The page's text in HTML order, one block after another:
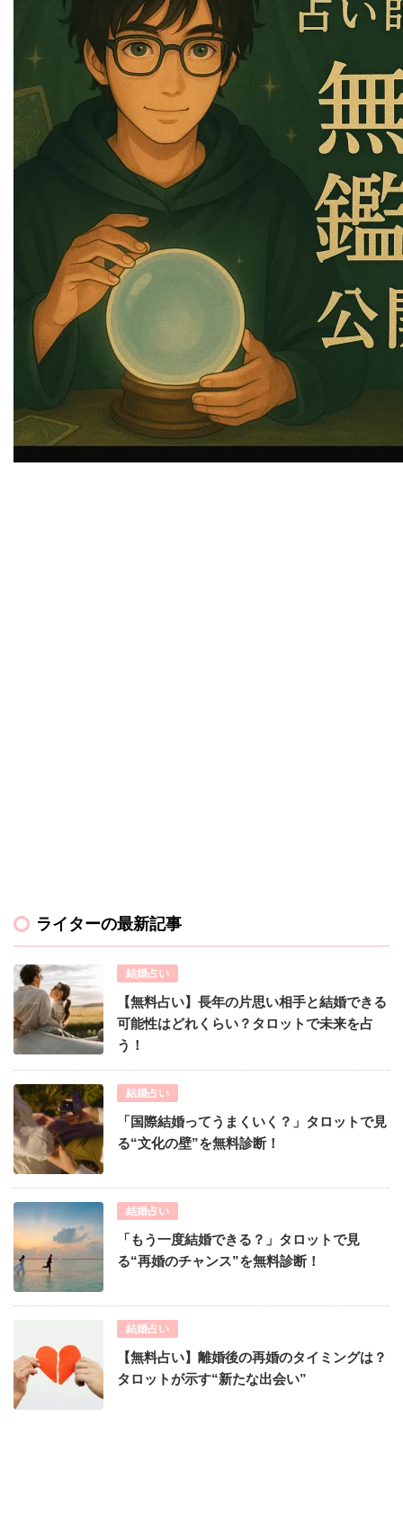
ライターの最新記事
結婚占い
【無料占い】長年の片思い相手と結婚できる
可能性はどれくらい？タロットで未来を占
う！
結婚占い
「国際結婚ってうまくいく？」タロットで見
る“文化の壁”を無料診断！
結婚占い
「もう一度結婚できる？」タロットで見
る“再婚のチャンス”を無料診断！
結婚占い
【無料占い】離婚後の再婚のタイミングは？
タロットが示す“新たな出会い”